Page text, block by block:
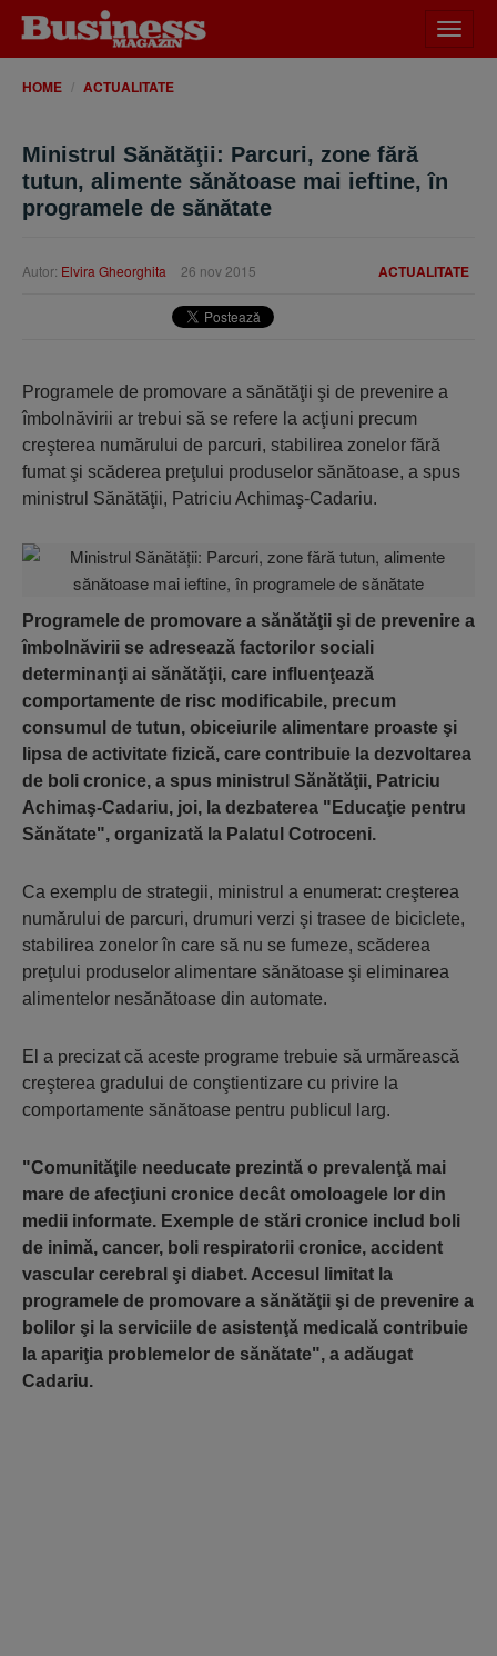
meniu
HOME ACTUALITATE
Ministrul Sănătăţii: Parcuri, zone fără
tutun, alimente sănătoase mai ieftine, în
programele de sănătate
ACTUALITATE
Autor: Elvira Gheorghita 26 nov 2015
Programele de promovare a sănătăţii şi de prevenire a
îmbolnăvirii ar trebui să se refere la acţiuni precum
creşterea numărului de parcuri, stabilirea zonelor fără
fumat şi scăderea preţului produselor sănătoase, a spus
ministrul Sănătăţii, Patriciu Achimaş-Cadariu.
Programele de promovare a sănătăţii şi de prevenire a
îmbolnăvirii se adresează factorilor sociali
determinanţi ai sănătăţii, care influenţează
comportamente de risc modificabile, precum
consumul de tutun, obiceiurile alimentare proaste şi
lipsa de activitate fizică, care contribuie la dezvoltarea
de boli cronice, a spus ministrul Sănătăţii, Patriciu
Achimaş-Cadariu, joi, la dezbaterea "Educaţie pentru
Sănătate", organizată la Palatul Cotroceni.
Ca exemplu de strategii, ministrul a enumerat: creşterea
numărului de parcuri, drumuri verzi şi trasee de biciclete,
stabilirea zonelor în care să nu se fumeze, scăderea
preţului produselor alimentare sănătoase şi eliminarea
alimentelor nesănătoase din automate.
El a precizat că aceste programe trebuie să urmărească
creşterea gradului de conştientizare cu privire la
comportamente sănătoase pentru publicul larg.
"Comunităţile needucate prezintă o prevalenţă mai
mare de afecţiuni cronice decât omoloagele lor din
medii informate. Exemple de stări cronice includ boli
de inimă, cancer, boli respiratorii cronice, accident
vascular cerebral şi diabet. Accesul limitat la
programele de promovare a sănătăţii şi de prevenire a
bolilor şi la serviciile de asistenţă medicală contribuie
la apariţia problemelor de sănătate", a adăugat
Cadariu.